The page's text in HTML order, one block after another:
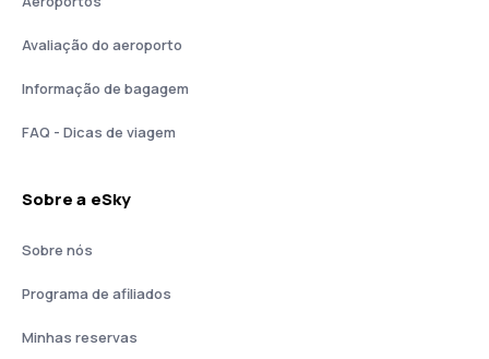
Avaliação do aeroporto
Informação de bagagem
FAQ - Dicas de viagem
Sobre a eSky
Sobre nós
Programa de afiliados
Minhas reservas